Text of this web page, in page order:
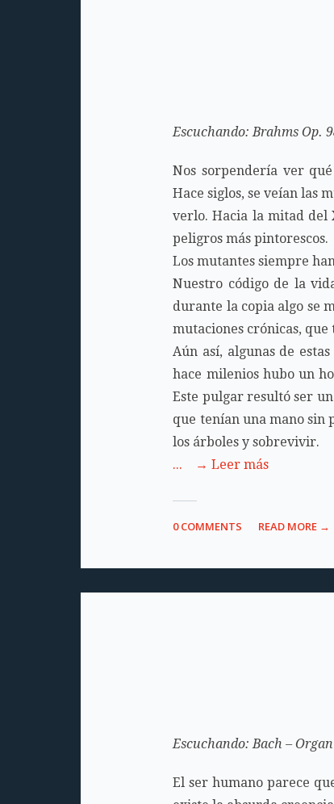
Escuchando: Brahms Op.
Nos sorpendería ver
Hace siglos, se veían las
verlo. Hacia la mitad del
peligros más pintorescos.
Los mutantes siempre
Nuestro código de la
durante la copia algo se
mutaciones crónicas,
Aún así, algunas de
hace milenios hubo un
Este pulgar resultó ser
que tenían una mano sin
los árboles y sobrevivir.
... → Leer más
0 COMMENTS READ MORE →
Escuchando: Bach –
El ser humano parece